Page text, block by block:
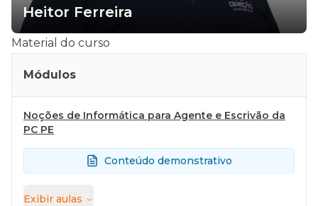
Heitor Ferreira
Material do curso
Módulos
Noções de Informática para Agente e Escrivão da
PC PE
Conteúdo demonstrativo
Exibir aulas